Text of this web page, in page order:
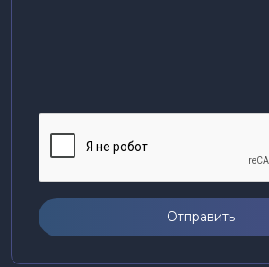
Отправить